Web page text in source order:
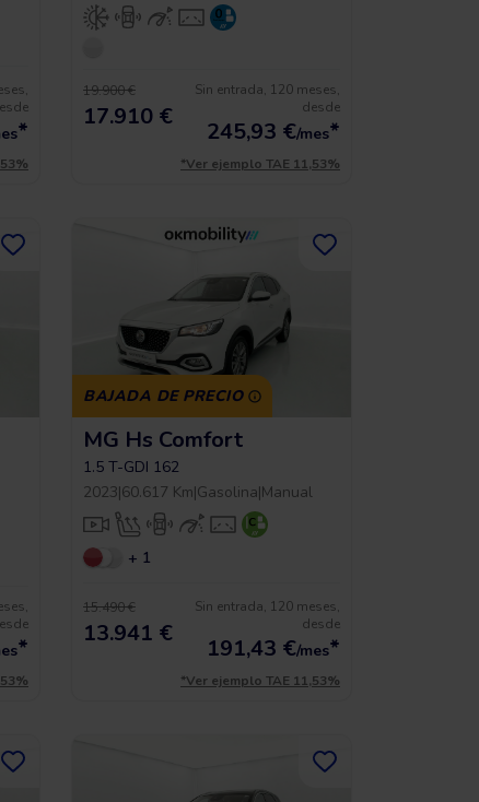
*
19.900 €
17.910 €
Sin entrada, 120 meses,
desde
245,93 €/mes*
*Ver ejemplo TAE 11,53%
*
BAJADA DE PRECIO
MG Hs Comfort
1.5 T-GDI 162
2023|60.617 Km|Gasolina|Manual
+ 1
15.490 €
13.941 €
Sin entrada, 120 meses,
desde
191,43 €/mes*
*Ver ejemplo TAE 11,53%